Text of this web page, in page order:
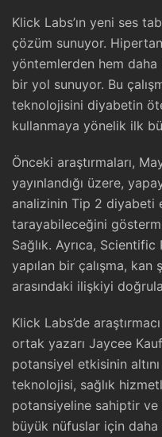
Klick Labs’ın yeni ses
çözüm sunuyor.
yöntemlerden hem
bir yol sunuyor. Bu
teknolojisini diyabetin
kullanmaya yönelik ilk
Önceki araştırmaları,
yayınlandığı üzere,
analizinin Tip 2 diyabeti
tarayabileceğini
Sağlık. Ayrıca,
yapılan bir çalışma,
arasındaki ilişkiyi
Klick Labs’de
ortak yazarı Jaycee
potansiyel etkisinin
teknolojisi, sağlık
potansiyeline sahiptir
büyük nüfuslar için